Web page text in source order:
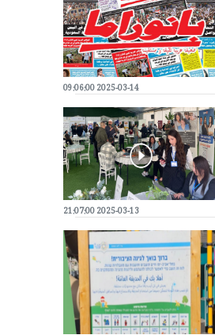
2025-03-14 09:06:00
2025-03-13 21:07:00